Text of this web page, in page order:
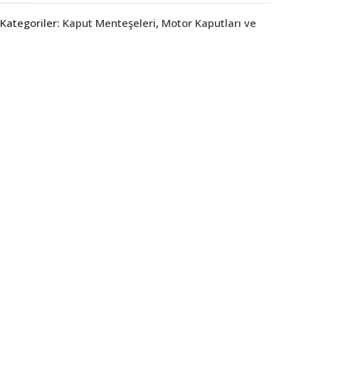
Kategoriler: Kaput Menteşeleri, Motor Kaputları ve